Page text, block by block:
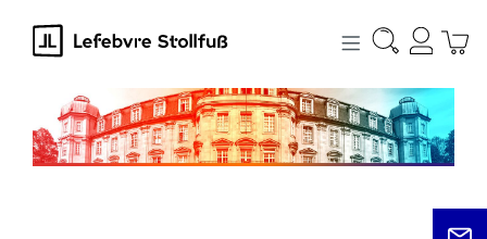
springen